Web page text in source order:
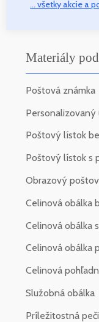
... všetky akcie a
Materiály
Poštová známka
Poštový lístok
Poštový lístok s
Obrazový
Celinová obálka
Celinová obálka
Celinová obálka
Celinová
Služobná obálka
Príležitostná